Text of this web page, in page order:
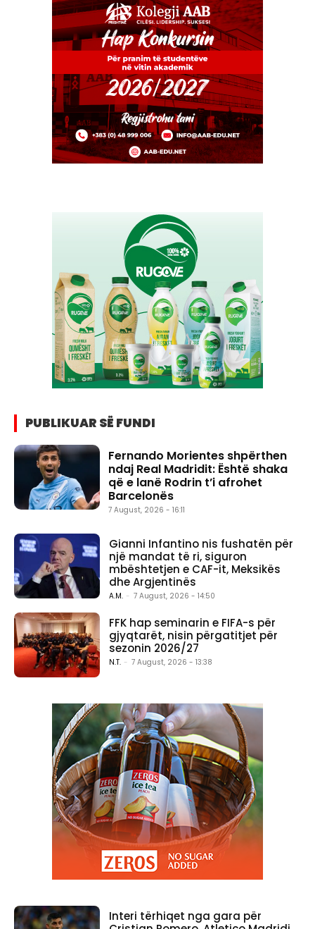
PUBLIKUAR SË FUNDI
Fernando Morientes shpërthen
ndaj Real Madridit: Është shaka
që e lanë Rodrin t’i afrohet
Barcelonës
7 August, 2026 - 16:11
Gianni Infantino nis fushatën për
një mandat të ri, siguron
mbështetjen e CAF-it, Meksikës
dhe Argjentinës
A.M. - 7 August, 2026 - 14:50
FFK hap seminarin e FIFA-s për
gjyqtarët, nisin përgatitjet për
sezonin 2026/27
N.T. - 7 August, 2026 - 13:38
Interi tërhiqet nga gara për